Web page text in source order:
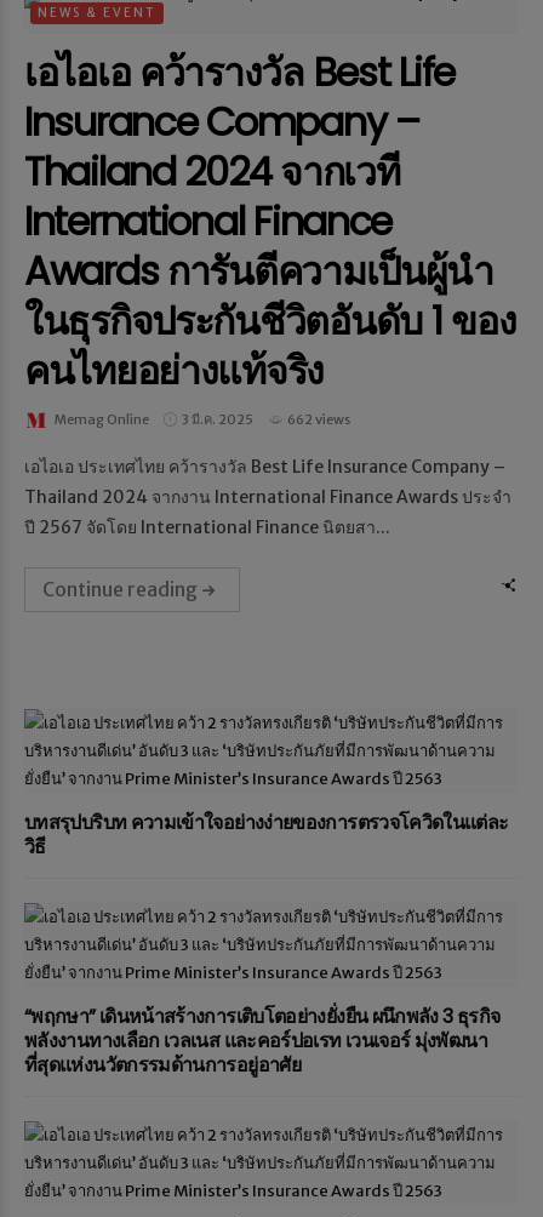
NEWS & EVENT
เอไอเอ คว้ารางวัล Best Life
Insurance Company –
Thailand 2024 จากเวที
International Finance
Awards การันตีความเป็นผู้นำ
ในธุรกิจประกันชีวิตอันดับ 1 ของ
คนไทยอย่างแท้จริง
Memag Online 3 มี.ค. 2025 662 views
เอไอเอ ประเทศไทย คว้ารางวัล Best Life Insurance Company –
Thailand 2024 จากงาน International Finance Awards ประจำ
ปี 2567 จัดโดย International Finance นิตยสา...
Continue reading
บทสรุปบริบท ความเข้าใจอย่างง่ายของการตรวจโควิดในแต่ละ
วิธี
“พฤกษา” เดินหน้าสร้างการเติบโตอย่างยั่งยืน ผนึกพลัง 3 ธุรกิจ
พลังงานทางเลือก เวลเนส และคอร์ปอเรท เวนเจอร์ มุ่งพัฒนา
ที่สุดแห่งนวัตกรรมด้านการอยู่อาศัย